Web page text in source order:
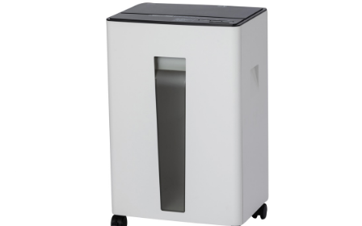
中型機で最速細断。A4を約3秒で細断。※当社従
細かく刻めるマイクロカットのハイセキュリティータイプ。
耳障りなモーター音を抑えた静音仕様。
1分間に約121・145枚（50・60Hz）の細断が可能。※当社理論